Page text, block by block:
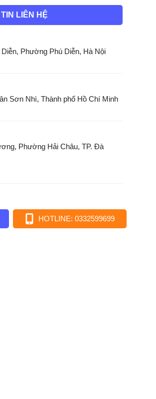
LIÊN HỆ
Phường Phú Diễn, Hà Nội
Sơn Nhì, Thành phố Hồ Chí Minh
Phường Hải Châu, TP. Đà
HOTLINE: 0332599699